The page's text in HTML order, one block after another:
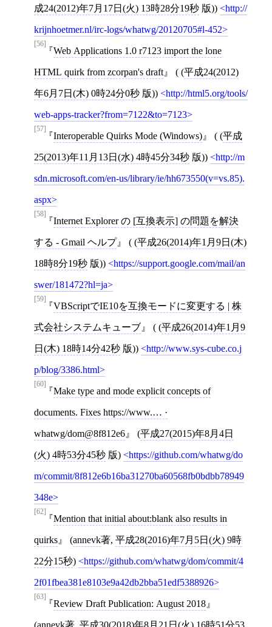
成24(2012)年7月17日(火) 13時28分19秒 版)) http://
krijnhoetmer.nl/irc-logs/whatwg/20120705#l-452
[56]
Web Applications 1.0 r7123 import the lone
HTML quirk from zcorpan's draft ( (平成24(2012)
年6月7日(木) 0時24分0秒 版)) http://html5.org/tools/
web-apps-tracker?from=7122&to=7123
[57]
Interoperable Quirks Mode (Windows) ( (平成
25(2013)年11月13日(水) 4時45分34秒 版)) http://m
sdn.microsoft.com/en-us/library/ie/hh673550(v=vs.85).
aspx
[58]
Internet Explorer の [互換表示] の問題を解決
する - Gmail ヘルプ ( (平成26(2014)年1月9日(木)
18時8分19秒 版)) https://support.google.com/mail/an
swer/181472?hl=ja
[59]
VBScriptでIE10を互換モードに変更する | 株
式会社システムキューブ ( (平成26(2014)年1月9
日(木) 18時14分42秒 版)) http://www.sys-cube.co.j
p/blog/3386.html
[60]
Make type and mode explicit concepts of
documents. Fixes https://www.… ·
whatwg/dom@8f812e6 (平成27(2015)年8月4日
(火) 4時53分45秒 版) https://github.com/whatwg/do
m/commit/8f812e6b16ba31270ba60568fb0bdbb78949
348e
[62]
Mention that initial about:blank also results in
quirks (annevk著, 平成28(2016)年7月5日(火) 9時
22分15秒) https://github.com/whatwg/dom/commit/4
2f01fbea381e8103e9a42db2bba51edf5388926
[63]
Review Draft Publication: August 2018